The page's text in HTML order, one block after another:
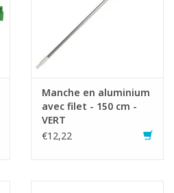
Manche en aluminium
avec filet - 150 cm -
VERT
€12,22